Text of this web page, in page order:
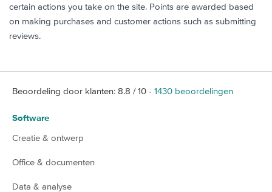
certain actions you take on the site. Points are awarded based
on making purchases and customer actions such as submitting
reviews.
Beoordeling door klanten: 8.8 /10 - 1430 beoordelingen
Software
Creatie & ontwerp
Office & documenten
Data & analyse